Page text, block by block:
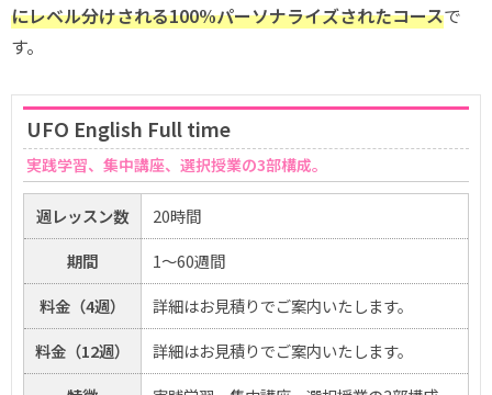
にレベル分けされる100%パーソナライズされたコースで
す。
UFO English Full time
実践学習、集中講座、選択授業の3部構成。
週レッスン数
20時間
期間
1〜60週間
料金（4週）
詳細はお見積りでご案内いたします。
料金（12週）
詳細はお見積りでご案内いたします。